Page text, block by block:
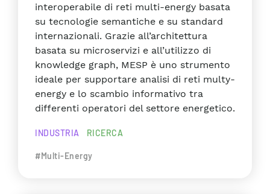
interoperabile di reti multi-energy basata
su tecnologie semantiche e su standard
internazionali. Grazie all’architettura
basata su microservizi e all’utilizzo di
knowledge graph, MESP è uno strumento
ideale per supportare analisi di reti multy-
energy e lo scambio informativo tra
differenti operatori del settore energetico.
INDUSTRIA RICERCA
#Multi-Energy